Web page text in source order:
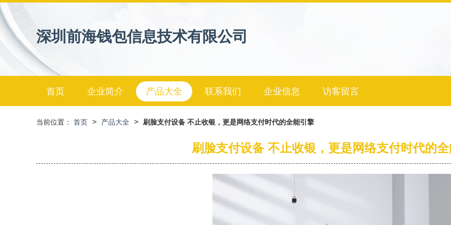
深圳前海钱包信息技术有限公司
首页 企业简介 产品大全 联系我们 企业信息 访客留言
当前位置： 首页 > 产品大全 > 刷脸支付设备 不止收银，更是网络支付时代的全能引擎
刷脸支付设备 不止收银，更是网络支付时代的